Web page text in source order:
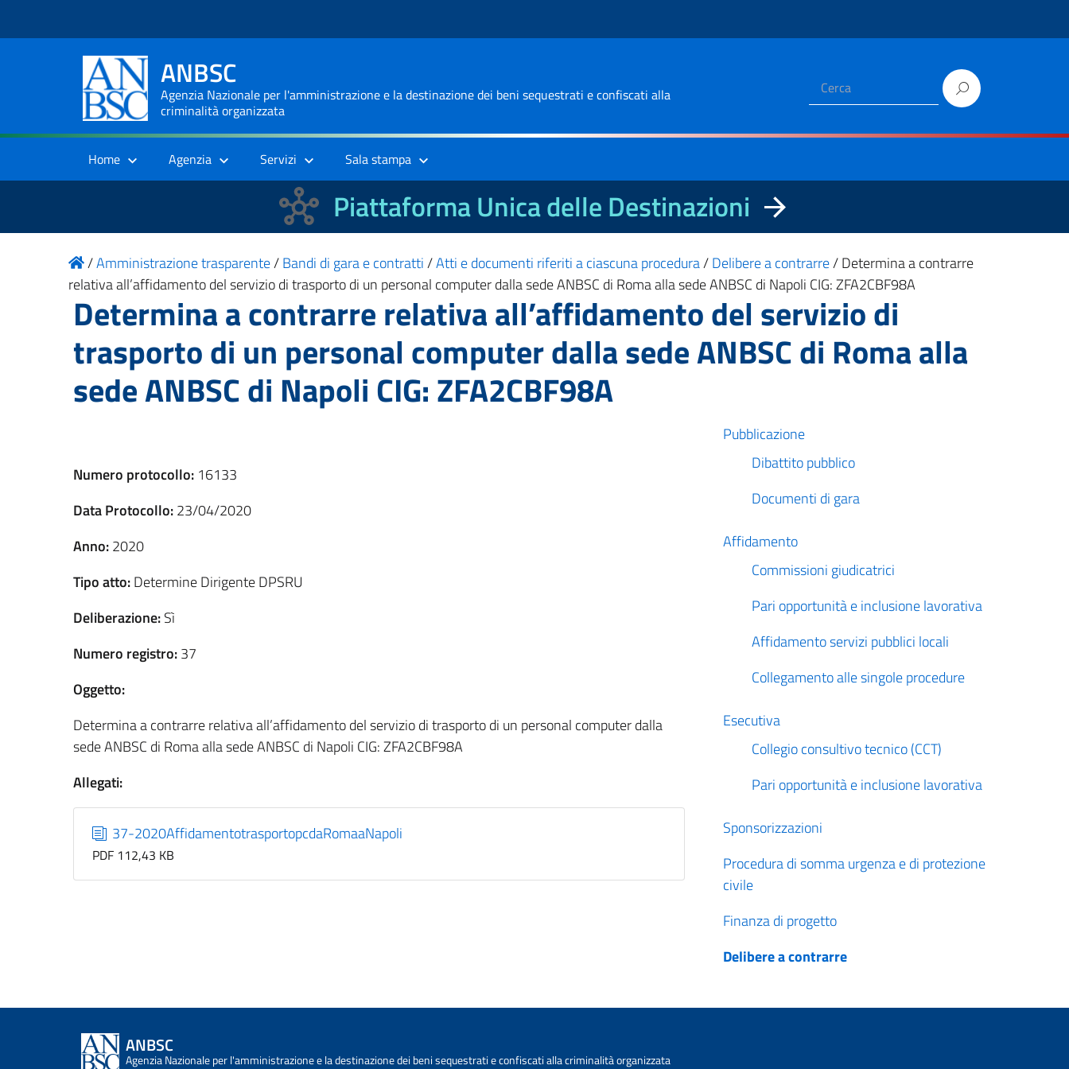
ANBSC
Agenzia Nazionale per l'amministrazione e la destinazione dei beni sequestrati e confiscati alla
criminalità organizzata
Home Agenzia Servizi Sala stampa
Piattaforma Unica delle Destinazioni
/Amministrazione trasparente/Bandi di gara e contratti/Atti e documenti riferiti a ciascuna procedura/Delibere a contrarre/Determina a contrarre
relativa all’affidamento del servizio di trasporto di un personal computer dalla sede ANBSC di Roma alla sede ANBSC di Napoli CIG: ZFA2CBF98A
Determina a contrarre relativa all’affidamento del servizio di
trasporto di un personal computer dalla sede ANBSC di Roma alla
sede ANBSC di Napoli CIG: ZFA2CBF98A
Numero protocollo: 16133
Data Protocollo:23/04/2020
Anno:2020
Tipo atto:Determine Dirigente DPSRU
Deliberazione:Sì
Numero registro:37
Oggetto:
Determina a contrarre relativa all’affidamento del servizio di trasporto di un personal computer dalla
sede ANBSC di Roma alla sede ANBSC di Napoli CIG: ZFA2CBF98A
Allegati:
37-2020AffidamentotrasportopcdaRomaaNapoli
PDF 112,43 KB
Pubblicazione
Dibattito pubblico
Documenti di gara
Affidamento
Commissioni giudicatrici
Pari opportunità e inclusione lavorativa
Affidamento servizi pubblici locali
Collegamento alle singole procedure
Esecutiva
Collegio consultivo tecnico (CCT)
Pari opportunità e inclusione lavorativa
Sponsorizzazioni
Procedura di somma urgenza e di protezione
civile
Finanza di progetto
Delibere a contrarre
ANBSC
Agenzia Nazionale per l'amministrazione e la destinazione dei beni sequestrati e confiscati alla criminalità organizzata